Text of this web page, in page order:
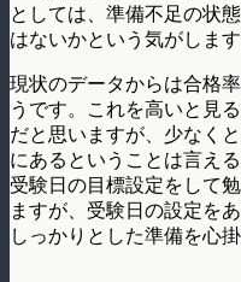
としては、準備不足の状
はないかという気がします
現状のデータからは合格
うです。これを高いと見
だと思いますが、少なく
にあるということは言える
受験日の目標設定をして
ますが、受験日の設定を
しっかりとした準備を心